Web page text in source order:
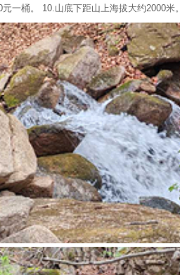
一桶。 10.山底下距山上海拔大约2000米。